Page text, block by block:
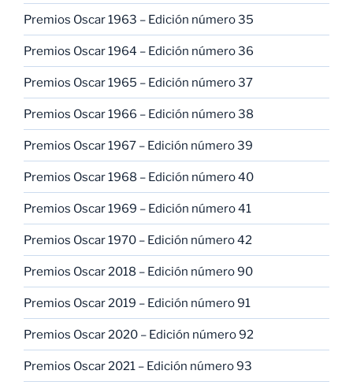
Premios Oscar 1963 – Edición número 35
Premios Oscar 1964 – Edición número 36
Premios Oscar 1965 – Edición número 37
Premios Oscar 1966 – Edición número 38
Premios Oscar 1967 – Edición número 39
Premios Oscar 1968 – Edición número 40
Premios Oscar 1969 – Edición número 41
Premios Oscar 1970 – Edición número 42
Premios Oscar 2018 – Edición número 90
Premios Oscar 2019 – Edición número 91
Premios Oscar 2020 – Edición número 92
Premios Oscar 2021 – Edición número 93